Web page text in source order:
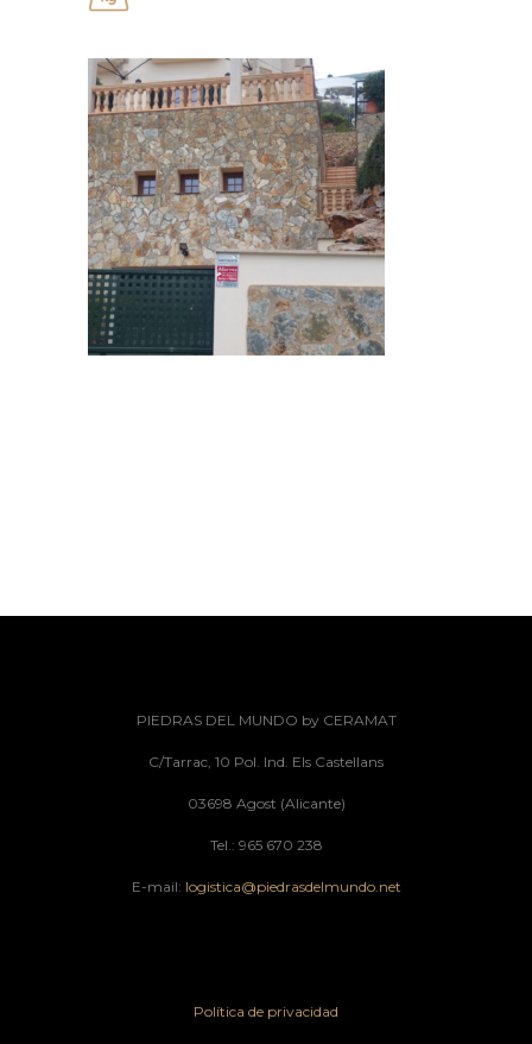
PIEDRAS DEL MUNDO by CERAMAT
C/Tarrac, 10 Pol. Ind. Els Castellans
03698 Agost (Alicante)
Tel.: 965 670 238
E-mail: logistica@piedrasdelmundo.net
Política de privacidad